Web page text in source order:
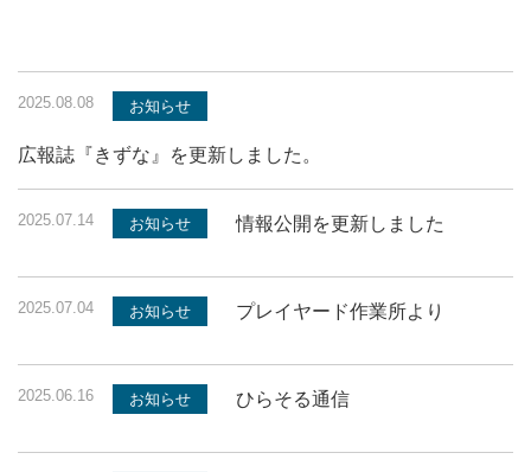
2025.08.08 お知らせ
広報誌『きずな』を更新しました。
2025.07.14 お知らせ 情報公開を更新しました
2025.07.04 お知らせ プレイヤード作業所より
2025.06.16 お知らせ ひらそる通信